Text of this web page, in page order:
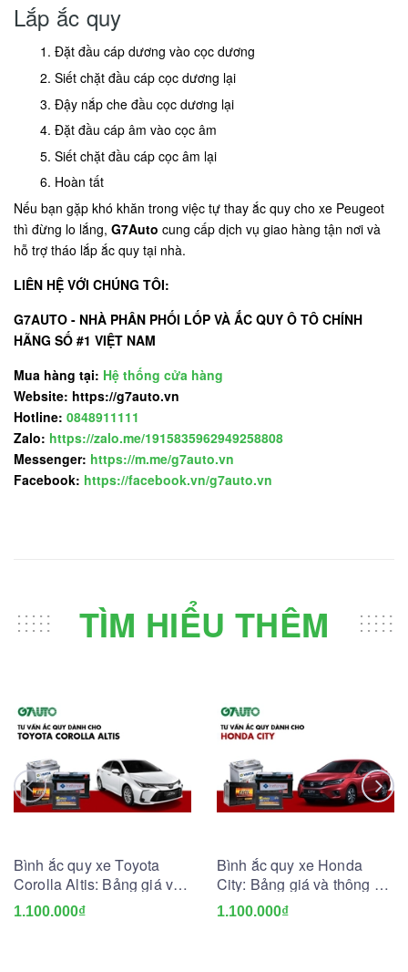
Lắp ắc quy
Đặt đầu cáp dương vào cọc dương
Siết chặt đầu cáp cọc dương lại
Đậy nắp che đầu cọc dương lại
Đặt đầu cáp âm vào cọc âm
Siết chặt đầu cáp cọc âm lại
Hoàn tất
Nếu bạn gặp khó khăn trong việc tự thay ắc quy cho xe Peugeot
thì đừng lo lắng, G7Auto cung cấp dịch vụ giao hàng tận nơi và
hỗ trợ tháo lắp ắc quy tại nhà.
LIÊN HỆ VỚI CHÚNG TÔI:
G7AUTO - NHÀ PHÂN PHỐI LỐP VÀ ẮC QUY Ô TÔ CHÍNH
HÃNG SỐ #1 VIỆT NAM
Mua hàng tại: Hệ thống cửa hàng
Website: https://g7auto.vn
Hotline: 0848911111
Zalo: https://zalo.me/1915835962949258808
Messenger: https://m.me/g7auto.vn
Facebook: https://facebook.vn/g7auto.vn
TÌM HIỂU THÊM
Bình ắc quy xe Toyota
Corolla Altis: Bảng giá và
thông số kỹ thuật
1.100.000₫
Bình ắc quy xe Honda
City: Bảng giá và thông số
kỹ thuật
1.100.000₫